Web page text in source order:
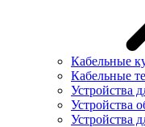
Кабельные
Кабельные
Устройства
Устройства
Устройства